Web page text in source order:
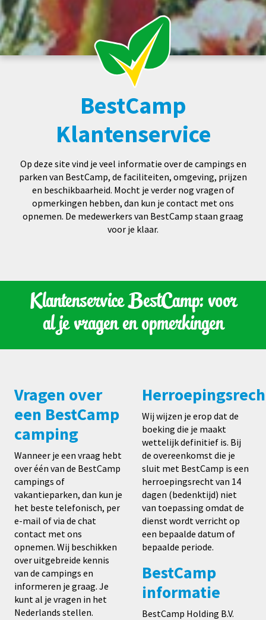
BestCamp
Klantenservice
Op deze site vind je veel informatie over de campings en
parken van BestCamp, de faciliteiten, omgeving, prijzen
en beschikbaarheid. Mocht je verder nog vragen of
opmerkingen hebben, dan kun je contact met ons
opnemen. De medewerkers van BestCamp staan graag
voor je klaar.
Klantenservice BestCamp: voor
al je vragen en opmerkingen
Vragen over
een BestCamp
camping
Wanneer je een vraag hebt
over één van de BestCamp
campings of
vakantieparken, dan kun je
het beste telefonisch, per
e-mail of via de chat
contact met ons
opnemen. Wij beschikken
over uitgebreide kennis
van de campings en
informeren je graag. Je
kunt al je vragen in het
Nederlands stellen.
Wij wijzen je erop dat de
boeking die je maakt
wettelijk definitief is. Bij
de overeenkomst die je
sluit met BestCamp is een
herroepingsrecht van 14
dagen (bedenktijd) niet
van toepassing omdat de
dienst wordt verricht op
een bepaalde datum of
bepaalde periode.
BestCamp
informatie
BestCamp Holding B.V.